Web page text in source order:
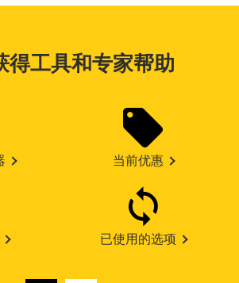
得工具和专家帮助
当前优惠
已使用的选项